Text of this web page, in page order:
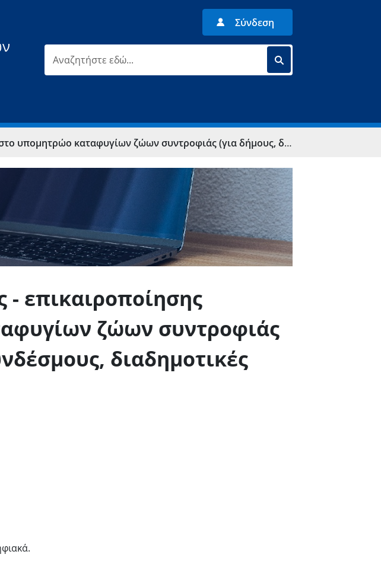
Σύνδεση
συντροφιάς (για δήμους, διαδημοτικούς συνδέσμους, διαδημοτικές συνεργασίες)
- επικαιροποίησης
ζώων συντροφιάς
διαδημοτικές